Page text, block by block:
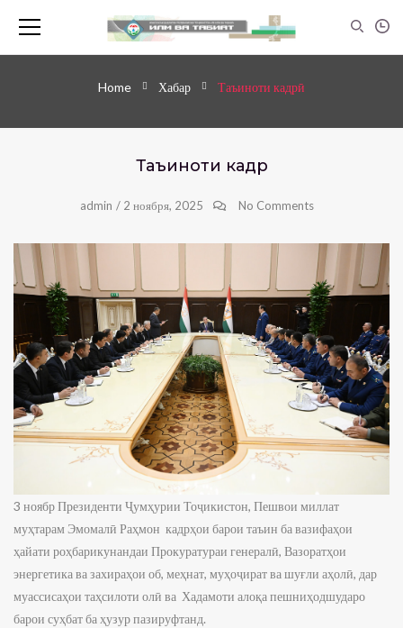
Home Хабар Таъиноти кадрӣ
Таъиноти кадрӣ
admin / 2 ноября, 2025 No Comments
3 ноябр Президенти Ҷумҳурии Тоҷикистон, Пешвои миллат
муҳтарам Эмомалӣ Раҳмон кадрҳои барои таъин ба вазифаҳои
ҳайати роҳбарикунандаи Прокуратураи генералӣ, Вазоратҳои
энергетика ва захираҳои об, меҳнат, муҳоҷират ва шуғли аҳолӣ, дар
муассисаҳои таҳсилоти олӣ ва Хадамоти алоқа пешниҳодшударо
барои суҳбат ба ҳузур пазируфтанд.